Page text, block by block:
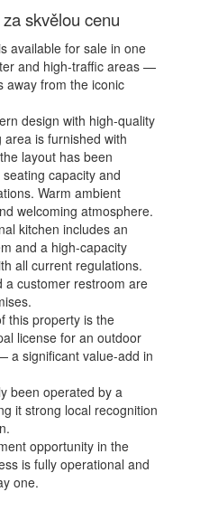
skvělou cenu
available for sale in one
and high-traffic areas —
from the iconic
design with high-quality
is furnished with
layout has been
capacity and
Warm ambient
welcoming atmosphere.
kitchen includes an
and a high-capacity
all current regulations.
a customer restroom are
this property is the
license for an outdoor
a significant value-add in
been operated by a
it strong ‌local ‌recognition
opportunity ‌in the
is ‌fully ‌operational and
‌one.